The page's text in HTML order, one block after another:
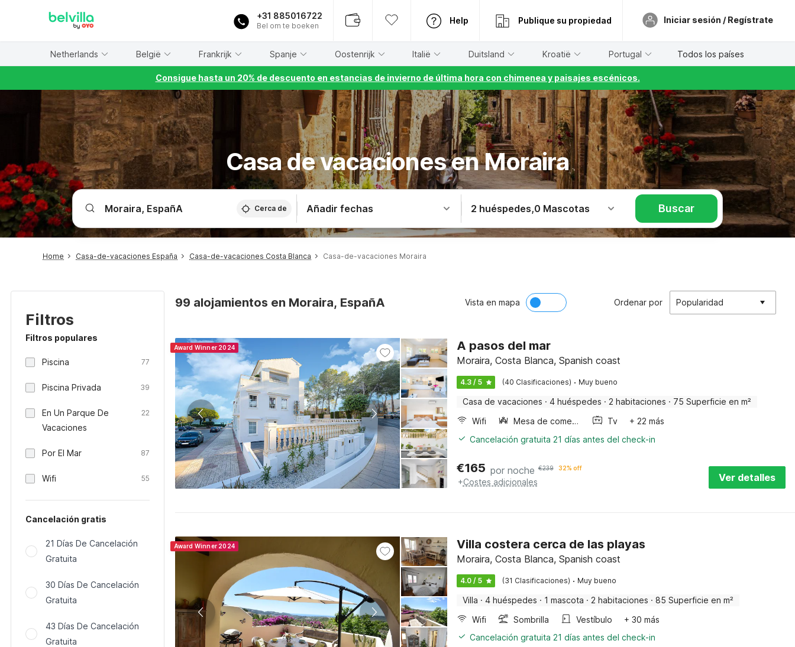
+31 885016722
Bel om te boeken
Help Publique su propiedad Iniciar sesión / Regístrate
Netherlands België Frankrijk Spanje Oostenrijk Italië Duitsland Kroatië Portugal Todos los países
Consigue hasta un 20% de descuento en estancias de invierno de última hora con chimenea y paisajes escénicos.
Casa de vacaciones en Moraira
Cerca de Añadir fechas 2 huéspedes,0 Mascotas Buscar
Home Casa-de-vacaciones España Casa-de-vacaciones Costa Blanca Casa-de-vacaciones Moraira
Filtros
Filtros populares
Piscina 77
Piscina Privada 39
En Un Parque De
Vacaciones
22
Por El Mar 87
Wifi 55
Cancelación gratis
21 Días De Cancelación
Gratuita
30 Días De Cancelación
Gratuita
43 Días De Cancelación
Gratuita
99 alojamientos en Moraira, EspañA Vista en mapa Ordenar por Popularidad
Award Winner 2024 A pasos del mar
Moraira, Costa Blanca, Spanish coast
4.3 / 5 (40 Clasificaciones) · Muy bueno
Casa de vacaciones · 4 huéspedes · 2 habitaciones · 75 Superficie en m²
Wifi
Mesa de comedor Tv
+ 22 más
Cancelación gratuita 21 días antes del check-in
€165 por noche €239 32% off
+Costes adicionales Ver detalles
Award Winner 2024 Villa costera cerca de las playas
Moraira, Costa Blanca, Spanish coast
4.0 / 5 (31 Clasificaciones) · Muy bueno
Villa · 4 huéspedes · 1 mascota · 2 habitaciones · 85 Superficie en m²
Wifi
Sombrilla Vestíbulo
+ 30 más
Cancelación gratuita 21 días antes del check-in